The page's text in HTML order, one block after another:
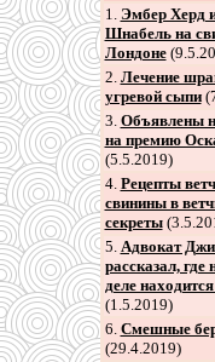
1. Эмбер Херд
Шнабель на
Лондоне
2. Лечение
угревой сыпи
3. Объявлены
на премию
(5.5.2019)
4. Рецепты
свинины в
секреты
5. Адвокат
рассказал, где
деле
(1.5.2019)
6. Смешные
(29.4.2019)